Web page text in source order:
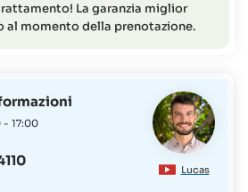
La garanzia miglior
al momento della prenotazione.
Lucas
- 17:00